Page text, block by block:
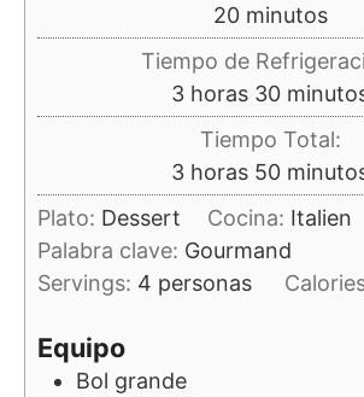
20minutos
minutos
Tiempo de
3horas
horas 30minutos
Tiempo Total:
3horas
horas 50minutos
Plato: Dessert Cocina: Italien
Palabra clave: Gourmand
Servings: 4 personas
Equipo
Bol grande